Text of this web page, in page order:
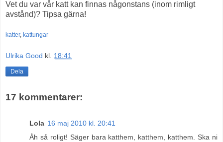
Vet du var vår katt kan finnas någonstans (inom rimligt
avstånd)? Tipsa gärna!
katter, kattungar
Ulrika Good kl. 18:41
Dela
17 kommentarer:
Lola 16 maj 2010 kl. 20:41
Åh så roligt! Säger bara katthem, katthem, katthem. Ska ni